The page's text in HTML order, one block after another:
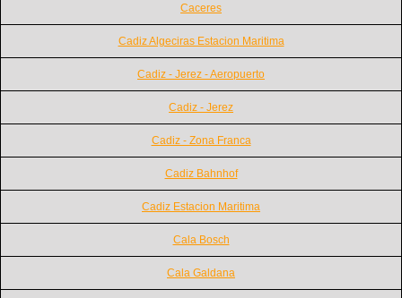
Caceres
Cadiz Algeciras Estacion Maritima
Cadiz - Jerez - Aeropuerto
Cadiz - Jerez
Cadiz - Zona Franca
Cadiz Bahnhof
Cadiz Estacion Maritima
Cala Bosch
Cala Galdana